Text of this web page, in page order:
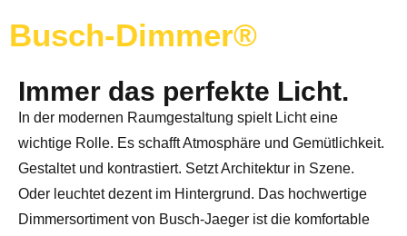
Busch-Dimmer®
Immer das perfekte Licht.
In der modernen Raumgestaltung spielt Licht eine
wichtige Rolle. Es schafft Atmosphäre und Gemütlichkeit.
Gestaltet und kontrastiert. Setzt Architektur in Szene.
Oder leuchtet dezent im Hintergrund. Das hochwertige
Dimmersortiment von Busch-Jaeger ist die komfortable